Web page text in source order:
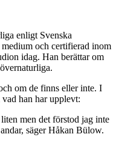
enligt Svenska
och certifierad inom
idag. Han berättar om
om de finns eller inte. I
han har upplevt:
men det förstod jag inte
säger Håkan Bülow.